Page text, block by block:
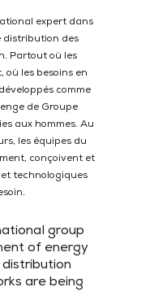
expert dans
distribution des
Partout où les
où les besoins en
comme
de Groupe
aux hommes. Au
les équipes du
conçoivent et
technologiques
group
of energy
are being